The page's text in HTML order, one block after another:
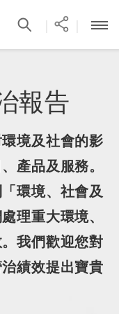
報告
境及社會的影
產品及服務。
環境、社會及
理重大環境、
我們歡迎您對
績效提出寶貴